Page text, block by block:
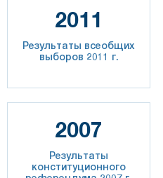
2011
Результаты всеобщих
выборов 2011 г.
2007
Результаты
конституционного